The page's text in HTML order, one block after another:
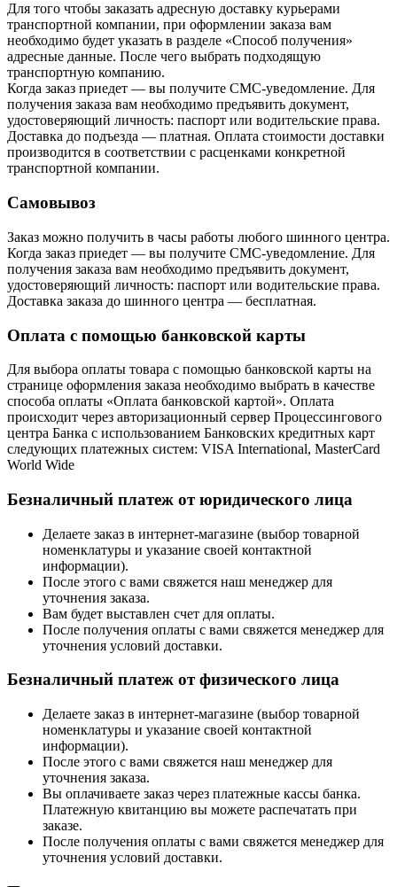
Для того чтобы заказать адресную доставку курьерами
транспортной компании, при оформлении заказа вам
необходимо будет указать в разделе «Способ получения»
адресные данные. После чего выбрать подходящую
транспортную компанию.
Когда заказ приедет — вы получите СМС-уведомление. Для
получения заказа вам необходимо предъявить документ,
удостоверяющий личность: паспорт или водительские права.
Доставка до подъезда — платная. Оплата стоимости доставки
производится в соответствии с расценками конкретной
транспортной компании.
Самовывоз
Заказ можно получить в часы работы любого шинного центра.
Когда заказ приедет — вы получите СМС-уведомление. Для
получения заказа вам необходимо предъявить документ,
удостоверяющий личность: паспорт или водительские права.
Доставка заказа до шинного центра — бесплатная.
Оплата с помощью банковской карты
Для выбора оплаты товара с помощью банковской карты на
странице оформления заказа необходимо выбрать в качестве
способа оплаты «Оплата банковской картой». Оплата
происходит через авторизационный сервер Процессингового
центра Банка с использованием Банковских кредитных карт
следующих платежных систем: VISA International, MasterCard
World Wide
Безналичный платеж от юридического лица
Делаете заказ в интернет-магазине (выбор товарной
номенклатуры и указание своей контактной
информации).
После этого с вами свяжется наш менеджер для
уточнения заказа.
Вам будет выставлен счет для оплаты.
После получения оплаты с вами свяжется менеджер для
уточнения условий доставки.
Безналичный платеж от физического лица
Делаете заказ в интернет-магазине (выбор товарной
номенклатуры и указание своей контактной
информации).
После этого с вами свяжется наш менеджер для
уточнения заказа.
Вы оплачиваете заказ через платежные кассы банка.
Платежную квитанцию вы можете распечатать при
заказе.
После получения оплаты с вами свяжется менеджер для
уточнения условий доставки.